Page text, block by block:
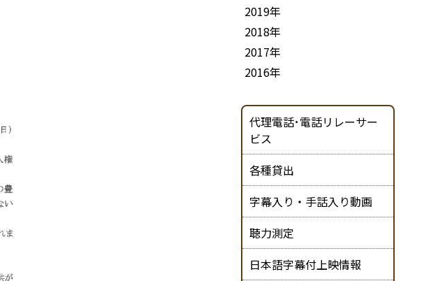
2019年
2018年
2017年
2016年
代理電話･電話リレーサー
ビス
各種貸出
字幕入り・手話入り動画
聴力測定
日本語字幕付上映情報